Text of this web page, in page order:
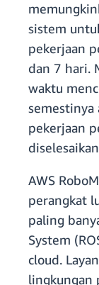
sistem
pekerjaan
dan 7 hari.
waktu
semestinya
pekerjaan
AWS
perangkat
paling
System
cloud.
lingkungan